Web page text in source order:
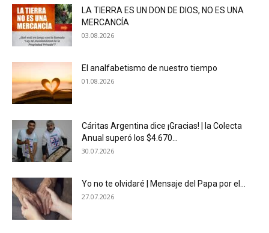
LA TIERRA ES UN DON DE DIOS, NO ES UNA
MERCANCÍA
03.08.2026
El analfabetismo de nuestro tiempo
01.08.2026
Cáritas Argentina dice ¡Gracias! | la Colecta
Anual superó los $4.670...
30.07.2026
Yo no te olvidaré | Mensaje del Papa por el...
27.07.2026